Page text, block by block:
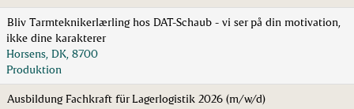
Bliv Tarmteknikerlærling hos DAT-Schaub - vi ser på din motivation,
ikke dine karakterer
Horsens, DK, 8700
Produktion
Ausbildung Fachkraft für Lagerlogistik 2026 (m/w/d)